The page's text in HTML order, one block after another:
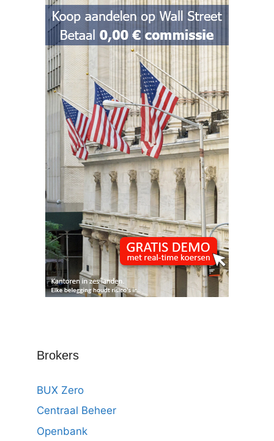
Brokers
BUX Zero
Centraal Beheer
Openbank